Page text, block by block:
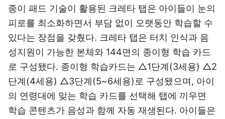
종이 패드 기술이 활용된 크레타 탭은 아이들이 눈의
피로를 최소화하면서 부담 없이 오랫동안 학습할 수
있다는 장점을 갖췄다. 크레타 탭은 터치 인식과 음
성지원이 가능한 본체와 144면의 종이형 학습 카드
로 구성됐다. 종이형 학습카드는 △1단계(3세용) △2
단계(4세용) △3단계(5~6세용)로 구성됐으며, 아이
의 연령대에 맞는 학습 카드를 선택해 탭에 끼우면
학습 콘텐츠가 음성과 함께 자동 재생된다. 아이들은